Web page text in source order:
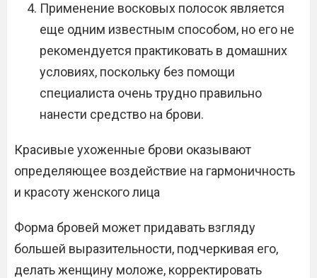
Применение восковых полосок является
еще одним известным способом, но его не
рекомендуется практиковать в домашних
условиях, поскольку без помощи
специалиста очень трудно правильно
нанести средство на брови.
Красивые ухоженные брови оказывают
определяющее воздействие на гармоничность
и красоту женского лица
Форма бровей может придавать взгляду
большей выразительности, подчеркивая его,
делать женщину моложе, корректировать